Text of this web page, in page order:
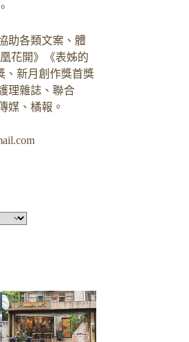
助各類文案、體
花開》《表姊的
、新月創作獎首獎
理雜誌、聯合
媒、橘報。